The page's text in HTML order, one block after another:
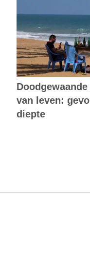
van leven:
diepte